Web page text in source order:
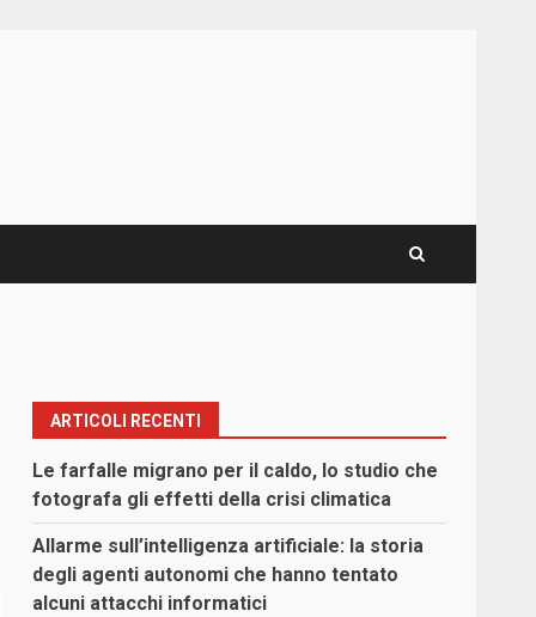
ARTICOLI RECENTI
Le farfalle migrano per il caldo, lo studio che
fotografa gli effetti della crisi climatica
Allarme sull’intelligenza artificiale: la storia
degli agenti autonomi che hanno tentato
alcuni attacchi informatici